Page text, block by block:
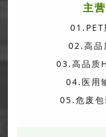
主
01.PET
02.高品
03.高品质
04.医用
05.危废包